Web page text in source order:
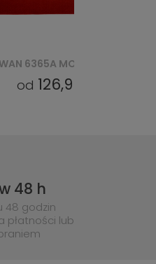
od 126,99 zł
48 h
48 godzin
płatności lub